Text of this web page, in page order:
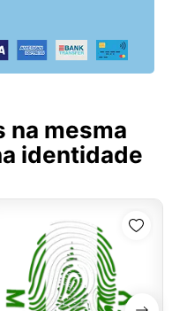
na mesma
identidade